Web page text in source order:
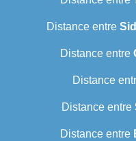
Distance entre
Distance entre
Distance
Distance entre
Distance entre